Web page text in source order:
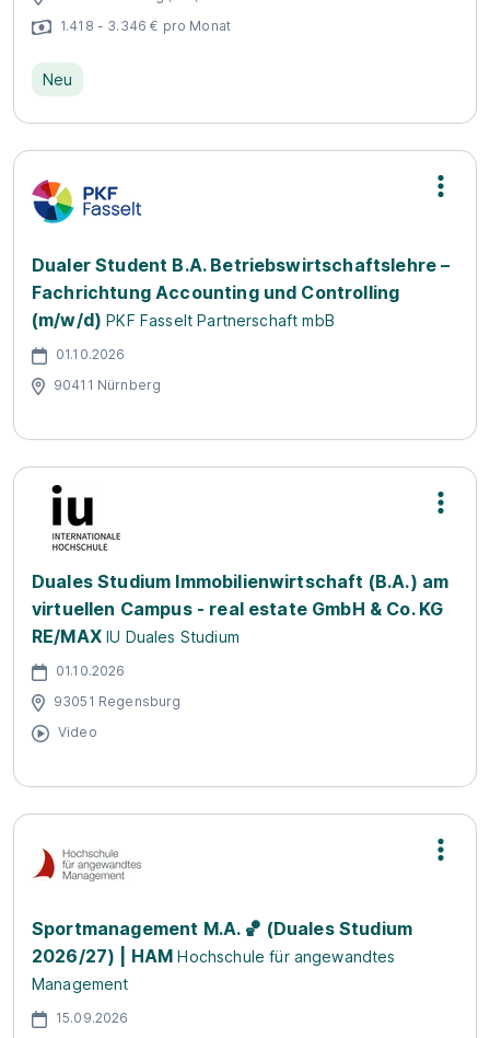
1.418 - 3.346 € pro Monat
Neu
Dualer Student B.A. Betriebswirtschaftslehre –
Fachrichtung Accounting und Controlling
(m/w/d) PKF Fasselt Partnerschaft mbB
01.10.2026
90411 Nürnberg
Duales Studium Immobilienwirtschaft (B.A.) am
virtuellen Campus - real estate GmbH & Co. KG
RE/MAXIU Duales Studium
01.10.2026
93051 Regensburg
Video
Sportmanagement M.A. 🏀 (Duales Studium
2026/27) | HAM Hochschule für angewandtes
Management
15.09.2026